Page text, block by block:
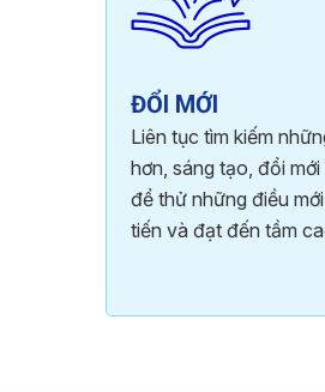
ĐỔI MỚI
Liên tục tìm kiếm
hơn, sáng tạo, đổi
để thử những điều
tiến và đạt đến tầm